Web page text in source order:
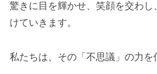
驚きに目を輝かせ、笑顔を交わ
けていきます。
私たちは、その「不思議」の力を